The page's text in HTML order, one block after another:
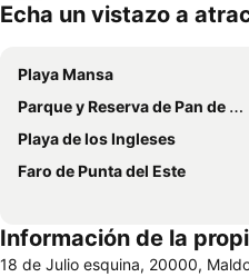
Echa un vistazo a
Playa Mansa
Parque y Reserva de Pan de Azúcar
Playa de los Ingleses
Faro de Punta del Este
Información de la
18 de Julio esquina, 20000,